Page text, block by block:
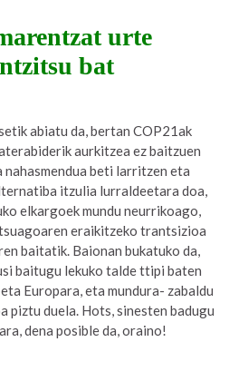
urte
bat
abiatu da, bertan COP21ak
aurkitzea ez baitzuen
nahasmendua beti larritzen eta
itzulia lurraldeetara doa,
elkargoek mundu neurrikoago,
eraikitzeko trantsizioa
baitatik. Baionan bukatuko da,
baitugu lekuko talde ttipi baten
Europara, eta mundura- zabaldu
piztu duela. Hots, sinesten badugu
dena posible da, oraino!